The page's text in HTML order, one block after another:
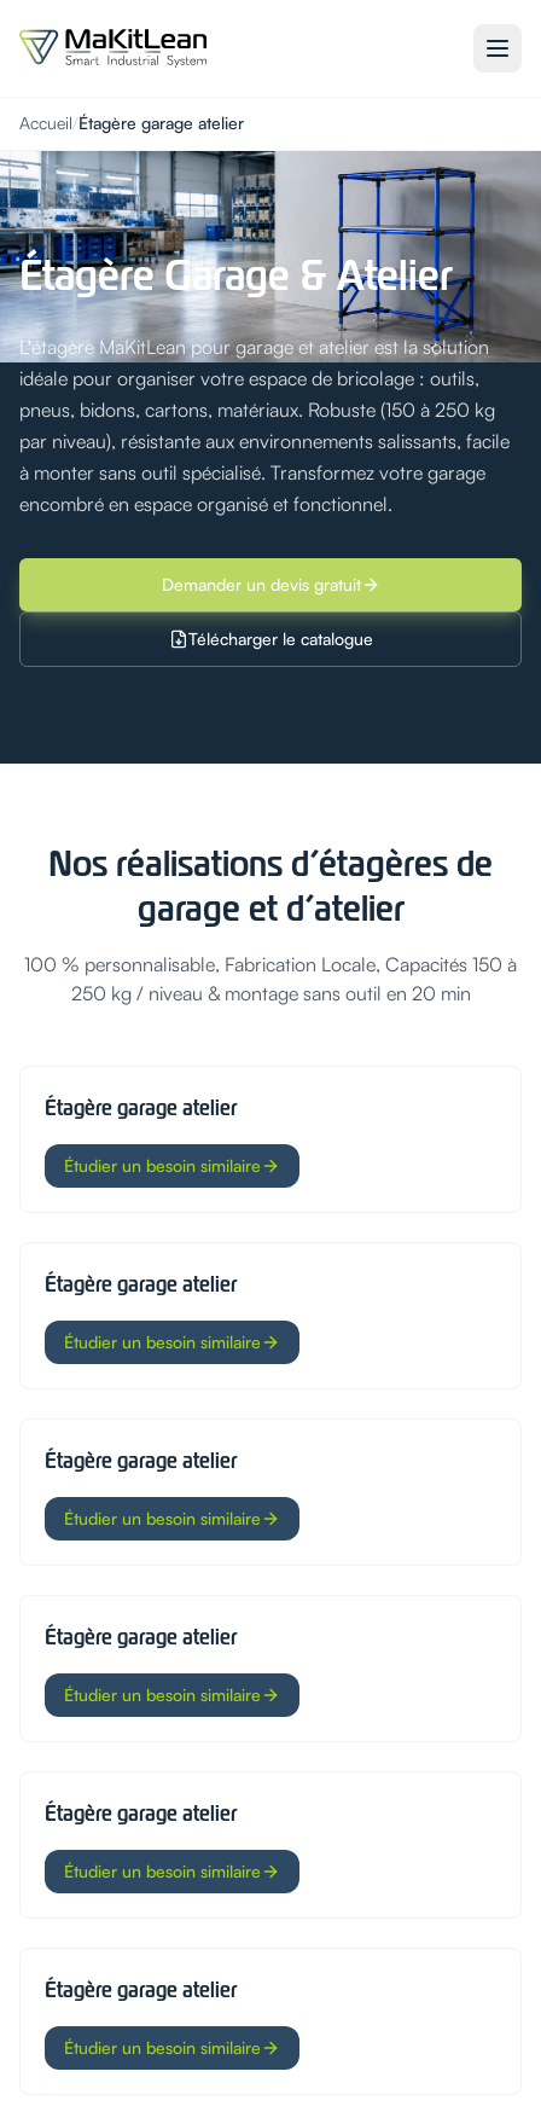
Accueil/Étagère garage atelier
Étagère Garage & Atelier
L'étagère MaKitLean pour garage et atelier est la solution
idéale pour organiser votre espace de bricolage : outils,
pneus, bidons, cartons, matériaux. Robuste (150 à 250 kg
par niveau), résistante aux environnements salissants, facile
à monter sans outil spécialisé. Transformez votre garage
encombré en espace organisé et fonctionnel.
Demander un devis gratuit
Télécharger le catalogue
Nos réalisations d’étagères de
garage et d’atelier
100 % personnalisable, Fabrication Locale, Capacités 150 à
250 kg / niveau & montage sans outil en 20 min
Étagère garage atelier
Étudier un besoin similaire
Étagère garage atelier
Étudier un besoin similaire
Étagère garage atelier
Étudier un besoin similaire
Étagère garage atelier
Étudier un besoin similaire
Étagère garage atelier
Étudier un besoin similaire
Étagère garage atelier
Étudier un besoin similaire